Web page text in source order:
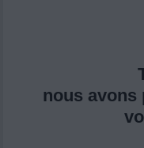
nous avons